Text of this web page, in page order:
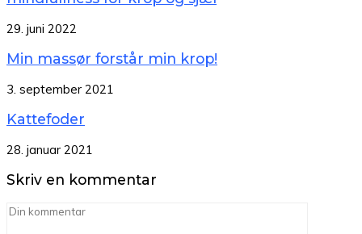
29. juni 2022
Min massør forstår min krop!
3. september 2021
Kattefoder
28. januar 2021
Skriv en kommentar